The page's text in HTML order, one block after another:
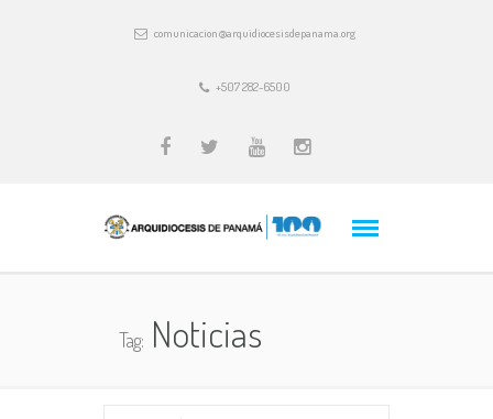
comunicacion@arquidiocesisdepanama.org
+507 282-6500
Tag:Noticias